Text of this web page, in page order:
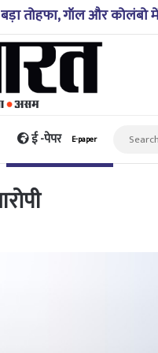
से भरी बस पलटी, तीन
ई -पेपर E-paper